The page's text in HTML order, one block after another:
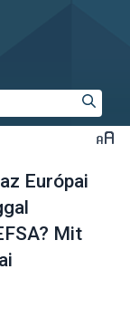
Európai
Mit